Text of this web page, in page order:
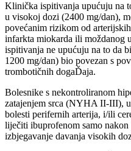
Klinička ispitivanja upućuju na
u visokoj dozi (2400 mg/dan),
povećanim rizikom od
infarkta miokarda ili moždanog
ispitivanja ne upućuju na to da
1200 mg/dan) bio povezan s
trombotičnih dogaĎaja.
Bolesnike s nekontroliranom
zatajenjem srca (NYHA II-III),
bolesti perifernih arterija, i/ili
liječiti ibuprofenom samo
izbjegavanje davanja visokih